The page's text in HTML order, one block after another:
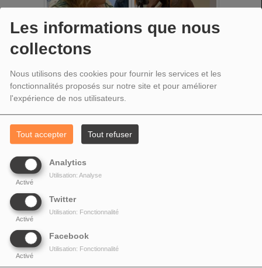
Les informations que nous
collectons
Nous utilisons des cookies pour fournir les services et les
fonctionnalités proposés sur notre site et pour améliorer
l'expérience de nos utilisateurs.
Tout accepter Tout refuser
Analytics
Activé
Utilisation: Analyse
Twitter
Activé
Utilisation: Fonctionnalité
Facebook
Activé
Utilisation: Fonctionnalité